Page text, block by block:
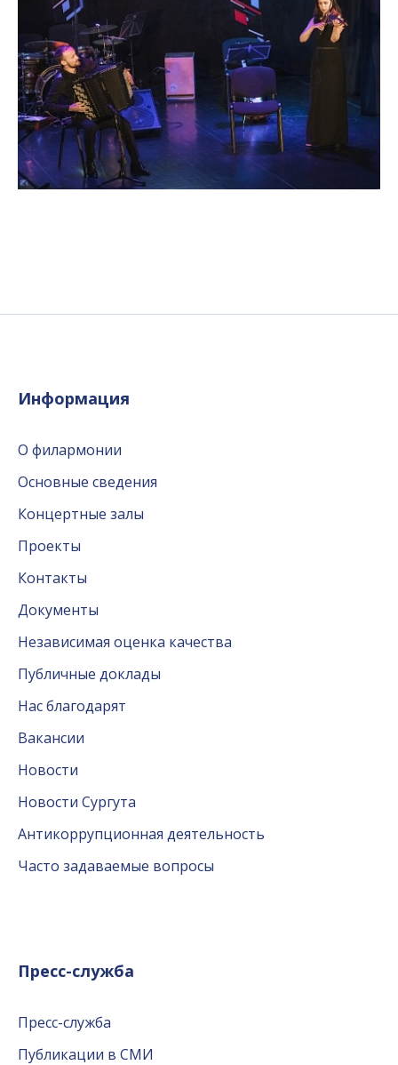
Информация
О филармонии
Основные сведения
Концертные залы
Проекты
Контакты
Документы
Независимая оценка качества
Публичные доклады
Нас благодарят
Вакансии
Новости
Новости Сургута
Антикоррупционная деятельность
Часто задаваемые вопросы
Пресс-служба
Пресс-служба
Публикации в СМИ